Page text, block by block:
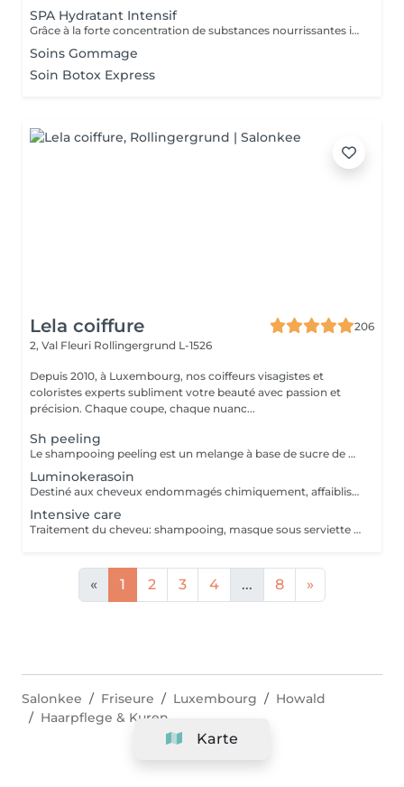
SPA Hydratant Intensif
Grâce à la forte concentration de substances nourrissantes il pénètre profondément dans les fibre capillaire, les renforce, les nourrit intensément, redonne vitalité, favorisé leur régénération, lisse leur surface les laissant douces au toucher, brillantes, résistantes.
Soins Gommage
Soin Botox Express
Lela coiffure
206
2, Val Fleuri Rollingergrund L-1526
Depuis 2010, à Luxembourg, nos coiffeurs visagistes et
coloristes experts subliment votre beauté avec passion et
précision. Chaque coupe, chaque nuanc...
Sh peeling
Le shampooing peeling est un melange à base de sucre de canne et d'un Shampooing Tea Tree purifant.
Luminokerasoin
Destiné aux cheveux endommagés chimiquement, affaiblis, cassants et en manque de vitamines. Apporte des vitamines et des acides aminés pour un cheveu beaucoup plus fort. Peut être fait le jour d'un service de coloration, balayage, décoloration ou mèches avant et/ou après. La tenue est de 1-3 mois, cela dépend de la porositée des cheveux.
Intensive care
Traitement du cheveu: shampooing, masque sous serviette chaude et conditionneur
« 1 2 3 4 ... 8 »
Karte
Salonkee Friseure Luxembourg
Howald
Haarpflege & Kuren